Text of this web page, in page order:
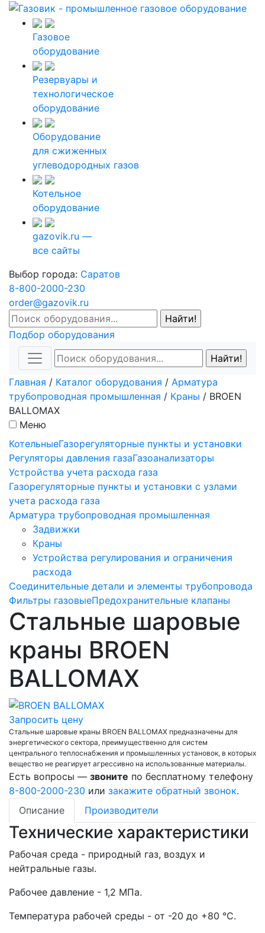
Газовое
оборудование
Резервуары и
технологическое
оборудование
Оборудование
для сжиженных
углеводородных газов
Котельное
оборудование
gazovik.ru —
все сайты
Выбор города: Саратов
8-800-2000-230
order@gazovik.ru
Подбор оборудования
Главная / Каталог оборудования / Арматура
трубопроводная промышленная / Краны / BROEN
BALLOMAX
Меню
КотельныеГазорегуляторные пункты и установки
Регуляторы давления газаГазоанализаторы
Устройства учета расхода газа
Газорегуляторные пункты и установки с узлами
учета расхода газа
Арматура трубопроводная промышленная
Задвижки
Краны
Устройства регулирования и ограничения
расхода
Соединительные детали и элементы трубопровода
Фильтры газовыеПредохранительные клапаны
Стальные шаровые
краны BROEN
BALLOMAX
Запросить цену
Стальные шаровые краны BROEN BALLOMAX предназначены для
энергетического сектора, преимущественно для систем
центрального теплоснабжения и промышленных установок, в которых
вещество не реагирует агрессивно на использованные материалы.
Есть вопросы — звоните по бесплатному телефону
8-800-2000-230 или закажите обратный звонок.
Описание
Производители
Технические характеристики
Рабочая среда - природный газ, воздух и
нейтральные газы.
Рабочее давление - 1,2 МПа.
Температура рабочей среды - от -20 до +80 °С.